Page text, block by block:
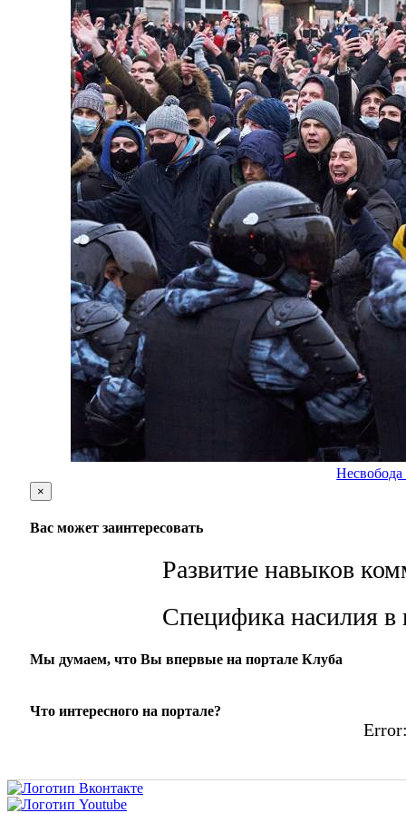
Несвобода
×
Вас может заинтересовать
Развитие навыков
Специфика насилия в
Мы думаем, что Вы впервые на портале Клуба
Что интересного на портале?